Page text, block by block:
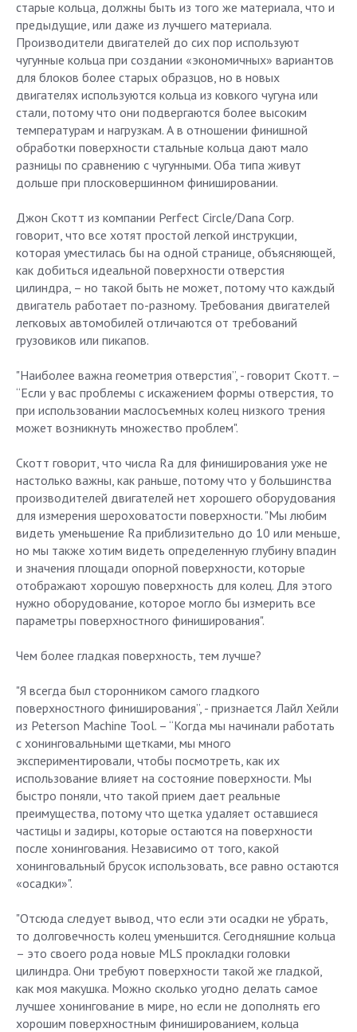
старые кольца, должны быть из того же материала, что и
предыдущие, или даже из лучшего материала.
Производители двигателей до сих пор используют
чугунные кольца при создании «экономичных» вариантов
для блоков более старых образцов, но в новых
двигателях используются кольца из ковкого чугуна или
стали, потому что они подвергаются более высоким
температурам и нагрузкам. А в отношении финишной
обработки поверхности стальные кольца дают мало
разницы по сравнению с чугунными. Оба типа живут
дольше при плосковершинном финишировании.
Джон Скотт из компании Perfect Circle/Dana Corp.
говорит, что все хотят простой легкой инструкции,
которая уместилась бы на одной странице, объясняющей,
как добиться идеальной поверхности отверстия
цилиндра, – но такой быть не может, потому что каждый
двигатель работает по-разному. Требования двигателей
легковых автомобилей отличаются от требований
грузовиков или пикапов.
"Наиболее важна геометрия отверстия”, - говорит Скотт. –
“Если у вас проблемы с искажением формы отверстия, то
при использовании маслосъемных колец низкого трения
может возникнуть множество проблем".
Скотт говорит, что числа Ra для финиширования уже не
настолько важны, как раньше, потому что у большинства
производителей двигателей нет хорошего оборудования
для измерения шероховатости поверхности. "Мы любим
видеть уменьшение Ra приблизительно до 10 или меньше,
но мы также хотим видеть определенную глубину впадин
и значения площади опорной поверхности, которые
отображают хорошую поверхность для колец. Для этого
нужно оборудование, которое могло бы измерить все
параметры поверхностного финиширования".
Чем более гладкая поверхность, тем лучше?
"Я всегда был сторонником самого гладкого
поверхностного финиширования”, - признается Лайл Хейли
из Peterson Machine Tool. – “Когда мы начинали работать
с хонинговальными щетками, мы много
экспериментировали, чтобы посмотреть, как их
использование влияет на состояние поверхности. Мы
быстро поняли, что такой прием дает реальные
преимущества, потому что щетка удаляет оставшиеся
частицы и задиры, которые остаются на поверхности
после хонингования. Независимо от того, какой
хонинговальный брусок использовать, все равно остаются
«осадки»".
"Отсюда следует вывод, что если эти осадки не убрать,
то долговечность колец уменьшится. Сегодняшние кольца
– это своего рода новые MLS прокладки головки
цилиндра. Они требуют поверхности такой же гладкой,
как моя макушка. Можно сколько угодно делать самое
лучшее хонингование в мире, но если не дополнять его
хорошим поверхностным финишированием, кольца